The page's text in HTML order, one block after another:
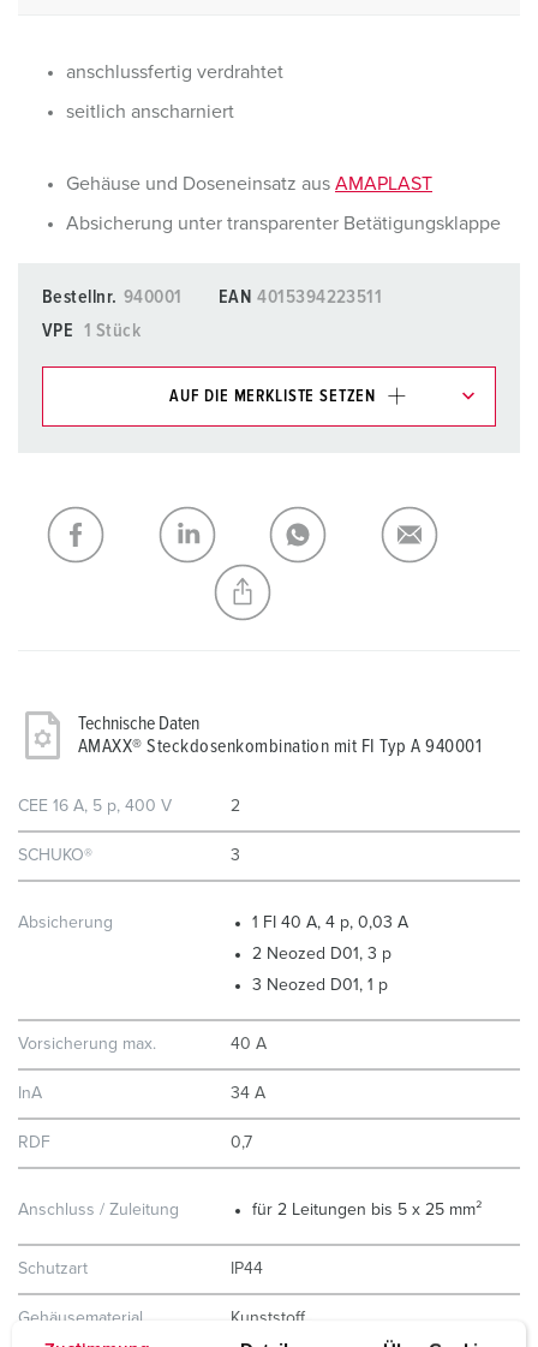
anschlussfertig verdrahtet
seitlich anscharniert
Gehäuse und Doseneinsatz aus AMAPLAST
Absicherung unter transparenter Betätigungsklappe
Bestellnr. 940001 EAN 4015394223511
VPE
1 Stück
AUF DIE MERKLISTE SETZEN
Meine Liste (0) HINZUFÜGEN
NEUE LISTE ERSTELLEN
Technische Daten
AMAXX® Steckdosenkombination mit FI Typ A 940001
CEE 16 A, 5 p, 400 V 2
SCHUKO® 3
Absicherung
1 FI 40 A, 4 p, 0,03 A
2 Neozed D01, 3 p
3 Neozed D01, 1 p
Vorsicherung max. 40 A
InA 34 A
RDF 0,7
Anschluss / Zuleitung für 2 Leitungen bis 5 x 25 mm²
Schutzart IP44
Gehäusematerial Kunststoff